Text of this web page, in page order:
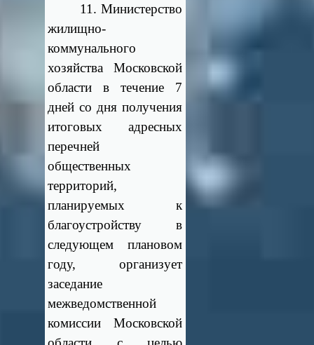
11. Министерство
жилищно-
коммунального
хозяйства Московской
области в течение 7
дней со дня получения
итоговых адресных
перечней
общественных
территорий,
планируемых к
благоустройству в
следующем плановом
году, организует
заседание
межведомственной
комиссии Московской